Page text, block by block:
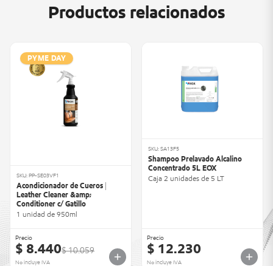
Productos relacionados
PYME DAY
SKU: PP-SE03VF1
Acondicionador de Cueros |
Leather Cleaner &amp;
Conditioner c/ Gatillo
1 unidad de 950ml
Precio
$ 8.440$ 10.059
No incluye IVA
SKU: SA13F5
Shampoo Prelavado Alcalino
Concentrado 5L EOX
Caja 2 unidades de 5 LT
Precio
$ 12.230
No incluye IVA